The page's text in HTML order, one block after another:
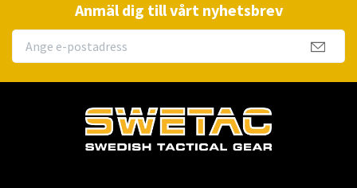
Anmäl dig till vårt nyhetsbrev